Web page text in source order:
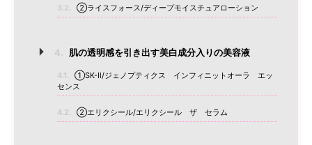
3.2. ②ライスフォース/ディープモイスチュアローション
4. 肌の透明感を引き出す美白成分入りの美容液
4.1.
①SK-Ⅱ/ジェノプティクス インフィニットオーラ エッ
センス
4.2. ②エリクシール/エリクシール ザ セラム